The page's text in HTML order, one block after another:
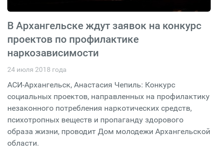
В Архангельске ждут заявок на конкурс
проектов по профилактике
наркозависимости
24 июля 2018 года
АСИ-Архангельск, Анастасия Чепиль: Конкурс
социальных проектов, направленных на профилактику
незаконного потребления наркотических средств,
психотропных веществ и пропаганду здорового
образа жизни, проводит Дом молодежи Архангельской
области.